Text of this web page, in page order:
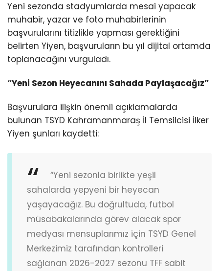
Yeni sezonda stadyumlarda mesai yapacak
muhabir, yazar ve foto muhabirlerinin
başvurularını titizlikle yapması gerektiğini
belirten Yiyen, başvuruların bu yıl dijital ortamda
toplanacağını vurguladı.
“Yeni Sezon Heyecanını Sahada Paylaşacağız”
Başvurulara ilişkin önemli açıklamalarda
bulunan TSYD Kahramanmaraş İl Temsilcisi İlker
Yiyen şunları kaydetti:
“Yeni sezonla birlikte yeşil
sahalarda yepyeni bir heyecan
yaşayacağız. Bu doğrultuda, futbol
müsabakalarında görev alacak spor
medyası mensuplarımız için TSYD Genel
Merkezimiz tarafından kontrolleri
sağlanan 2026-2027 sezonu TFF sabit